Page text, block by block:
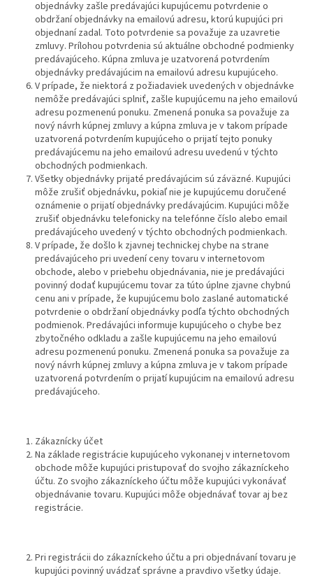
objednávky zašle predávajúci kupujúcemu potvrdenie o
obdržaní objednávky na emailovú adresu, ktorú kupujúci pri
objednaní zadal. Toto potvrdenie sa považuje za uzavretie
zmluvy. Prílohou potvrdenia sú aktuálne obchodné podmienky
predávajúceho. Kúpna zmluva je uzatvorená potvrdením
objednávky predávajúcim na emailovú adresu kupujúceho.
V prípade, že niektorá z požiadaviek uvedených v objednávke
nemôže predávajúci splniť, zašle kupujúcemu na jeho emailovú
adresu pozmenenú ponuku. Zmenená ponuka sa považuje za
nový návrh kúpnej zmluvy a kúpna zmluva je v takom prípade
uzatvorená potvrdením kupujúceho o prijatí tejto ponuky
predávajúcemu na jeho emailovú adresu uvedenú v týchto
obchodných podmienkach.
Všetky objednávky prijaté predávajúcim sú záväzné. Kupujúci
môže zrušiť objednávku, pokiaľ nie je kupujúcemu doručené
oznámenie o prijatí objednávky predávajúcim. Kupujúci môže
zrušiť objednávku telefonicky na telefónne číslo alebo email
predávajúceho uvedený v týchto obchodných podmienkach.
V prípade, že došlo k zjavnej technickej chybe na strane
predávajúceho pri uvedení ceny tovaru v internetovom
obchode, alebo v priebehu objednávania, nie je predávajúci
povinný dodať kupujúcemu tovar za túto úplne zjavne chybnú
cenu ani v prípade, že kupujúcemu bolo zaslané automatické
potvrdenie o obdržaní objednávky podľa týchto obchodných
podmienok. Predávajúci informuje kupujúceho o chybe bez
zbytočného odkladu a zašle kupujúcemu na jeho emailovú
adresu pozmenenú ponuku. Zmenená ponuka sa považuje za
nový návrh kúpnej zmluvy a kúpna zmluva je v takom prípade
uzatvorená potvrdením o prijatí kupujúcim na emailovú adresu
predávajúceho.
Zákaznícky účet
Na základe registrácie kupujúceho vykonanej v internetovom
obchode môže kupujúci pristupovať do svojho zákazníckeho
účtu. Zo svojho zákazníckeho účtu môže kupujúci vykonávať
objednávanie tovaru. Kupujúci môže objednávať tovar aj bez
registrácie.
Pri registrácii do zákazníckeho účtu a pri objednávaní tovaru je
kupujúci povinný uvádzať správne a pravdivo všetky údaje.